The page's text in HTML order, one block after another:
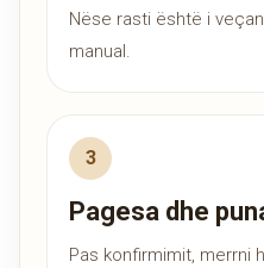
Nëse rasti është i
manual.
Pagesa dhe
Pas konfirmimit, merrni